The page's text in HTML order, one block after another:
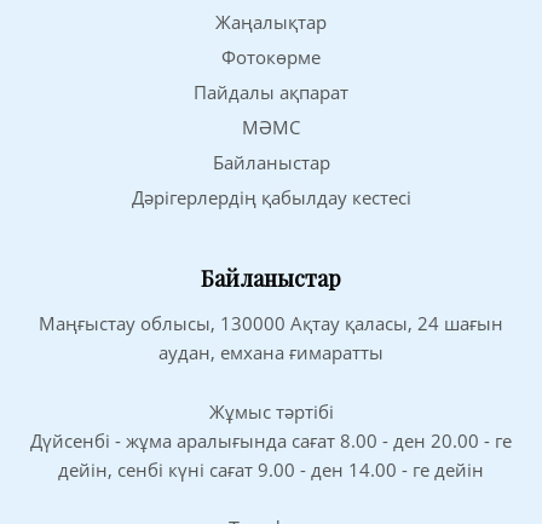
Жаңалықтар
Фотокөрме
Пайдалы ақпарат
МӘМС
Байланыстар
Дәрігерлердің қабылдау кестесі
Байланыстар
Маңғыстау облысы, 130000 Ақтау қаласы, 24 шағын
аудан, емхана ғимаратты
Жұмыс тәртібі
Дүйсенбі - жұма аралығында сағат 8.00 - ден 20.00 - ге
дейін, сенбі күні сағат 9.00 - ден 14.00 - ге дейін